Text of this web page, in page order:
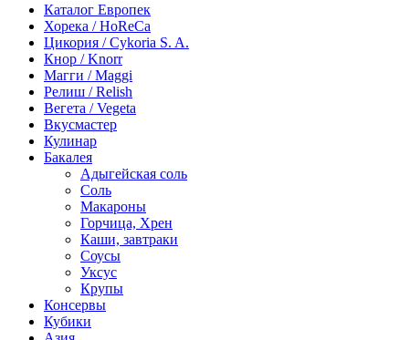
Каталог Европек
Хорека / HoReCa
Цикория / Cykoria S. A.
Кнор / Knorr
Магги / Maggi
Релиш / Relish
Вегета / Vegeta
Вкусмастер
Кулинар
Бакалея
Адыгейская соль
Соль
Макароны
Горчица, Хрен
Каши, завтраки
Соусы
Уксус
Крупы
Консервы
Кубики